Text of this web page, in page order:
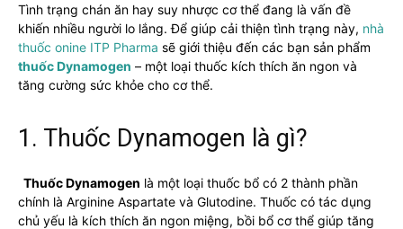
thể
số
lượng
Tình trạng chán ăn hay suy nhược cơ thể đang là vấn đề
khiến nhiều người lo lắng. Để giúp cải thiện tình trạng này, nhà
thuốc onine ITP Pharma sẽ giới thiệu đến các bạn sản phẩm
thuốc Dynamogen – một loại thuốc kích thích ăn ngon và
tăng cường sức khỏe cho cơ thể.
1. Thuốc Dynamogen là gì?
Thuốc Dynamogen là một loại thuốc bổ có 2 thành phần
chính là Arginine Aspartate và Glutodine. Thuốc có tác dụng
chủ yếu là kích thích ăn ngon miệng, bồi bổ cơ thể giúp tăng